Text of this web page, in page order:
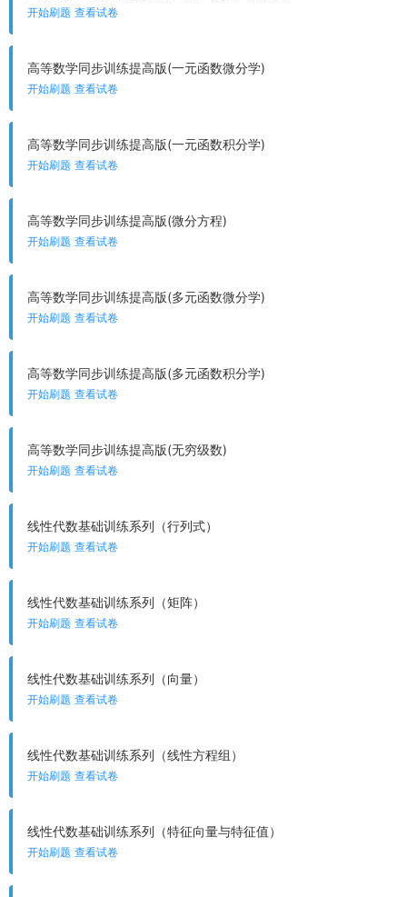
开始刷题 查看试卷
高等数学同步训练提高版(一元函数微分学)
开始刷题 查看试卷
高等数学同步训练提高版(一元函数积分学)
开始刷题 查看试卷
高等数学同步训练提高版(微分方程)
开始刷题 查看试卷
高等数学同步训练提高版(多元函数微分学)
开始刷题 查看试卷
高等数学同步训练提高版(多元函数积分学)
开始刷题 查看试卷
高等数学同步训练提高版(无穷级数)
开始刷题 查看试卷
线性代数基础训练系列（行列式）
开始刷题 查看试卷
线性代数基础训练系列（矩阵）
开始刷题 查看试卷
线性代数基础训练系列（向量）
开始刷题 查看试卷
线性代数基础训练系列（线性方程组）
开始刷题 查看试卷
线性代数基础训练系列（特征向量与特征值）
开始刷题 查看试卷